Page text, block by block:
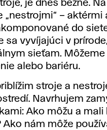
je dnes bežné.
„nestrojmi“ – aktérmi
do
sa vyvíjajúci v
sieťam. Môžeme
alebo bariéru.
stroje a
Navrhujem
Ako môžu a mali
Ako nám môže